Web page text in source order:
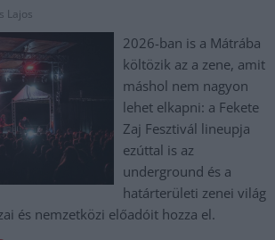
Lajos
2026-ban is a Mátrába
költözik az a zene, amit
máshol nem nagyon
lehet elkapni: a Fekete
Zaj Fesztivál lineupja
ezúttal is az
underground és a
határterületi zenei világ
és nemzetközi előadóit hozza el.